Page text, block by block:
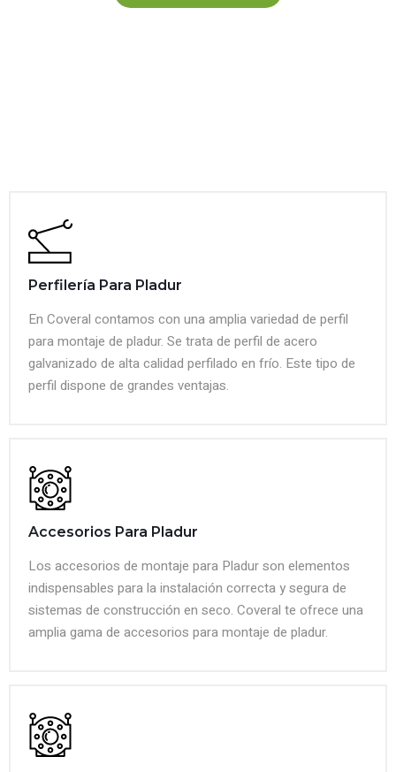
Perfilería Para Pladur
En Coveral contamos con una amplia variedad de perfil
para montaje de pladur. Se trata de perfil de acero
galvanizado de alta calidad perfilado en frío. Este tipo de
perfil dispone de grandes ventajas.
Accesorios Para Pladur
Los accesorios de montaje para Pladur son elementos
indispensables para la instalación correcta y segura de
sistemas de construcción en seco. Coveral te ofrece una
amplia gama de accesorios para montaje de pladur.